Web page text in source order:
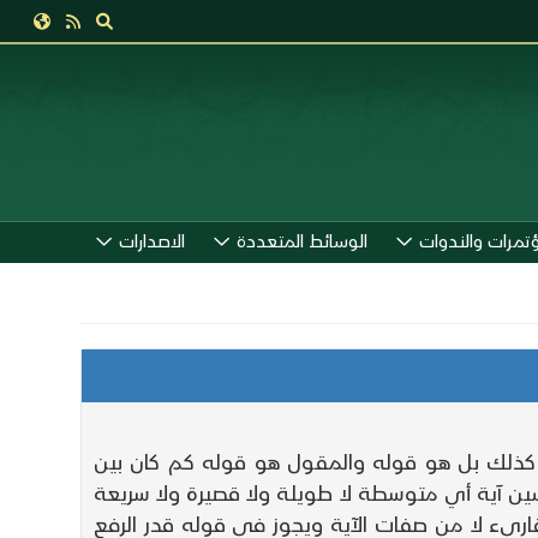
والندوات الوسائط المتعددة الاصدارات
بل هو قوله والمقول هو قوله كم كان بين
آية أي متوسطة لا طويلة ولا قصيرة ولا سريعة
لا من صفات الآية ويجوز في قوله قدر الرفع